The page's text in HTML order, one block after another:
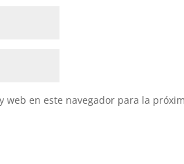
en este navegador para la